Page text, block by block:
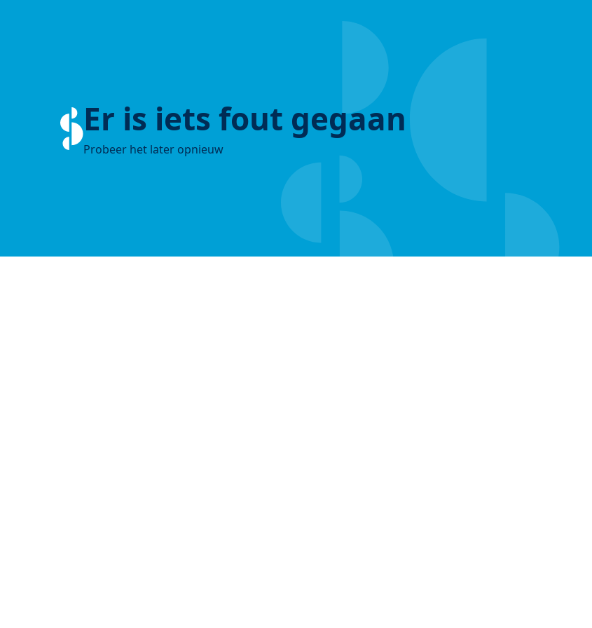
Er is iets fout gegaan
Probeer het later opnieuw